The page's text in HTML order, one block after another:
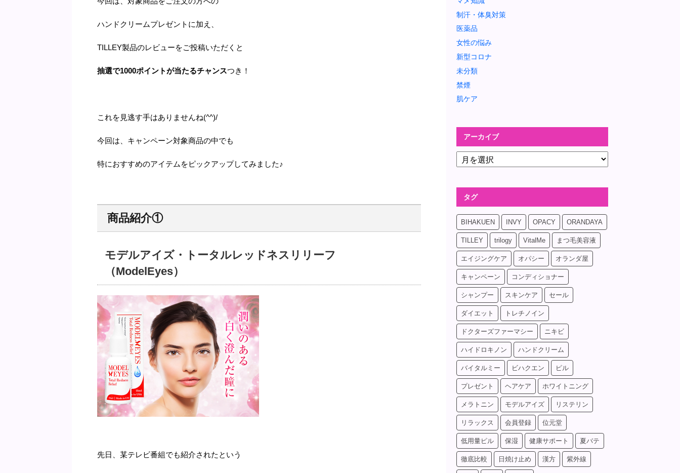
ハンドクリームプレゼントに加え、
TILLEY製品のレビューをご投稿いただくと
抽選で1000ポイントが当たるチャンスつき！
これを見逃す手はありませんね(^^)/
今回は、キャンペーン対象商品の中でも
特におすすめのアイテムをピックアップしてみました♪
商品紹介①
モデルアイズ・トータルレッドネスリリーフ
（ModelEyes）
先日、某テレビ番組でも紹介されたという
制汗・体臭対策
医薬品
女性の悩み
新型コロナ
未分類
禁煙
肌ケア
アーカイブ
タグ
BIHAKUEN INVY OPACY ORANDAYA
TILLEY trilogy VitalMe まつ毛美容液
エイジングケア オパシー オランダ屋
キャンペーン コンディショナー
シャンプー スキンケア セール
ダイエット トレチノイン
ドクターズファーマシー ニキビ
ハイドロキノン ハンドクリーム
バイタルミー ビハクエン ピル
プレゼント ヘアケア ホワイトニング
メラトニン モデルアイズ リステリン
リラックス 会員登録 位元堂
低用量ピル 保湿 健康サポート 夏バテ
徹底比較 日焼け止め 漢方 紫外線